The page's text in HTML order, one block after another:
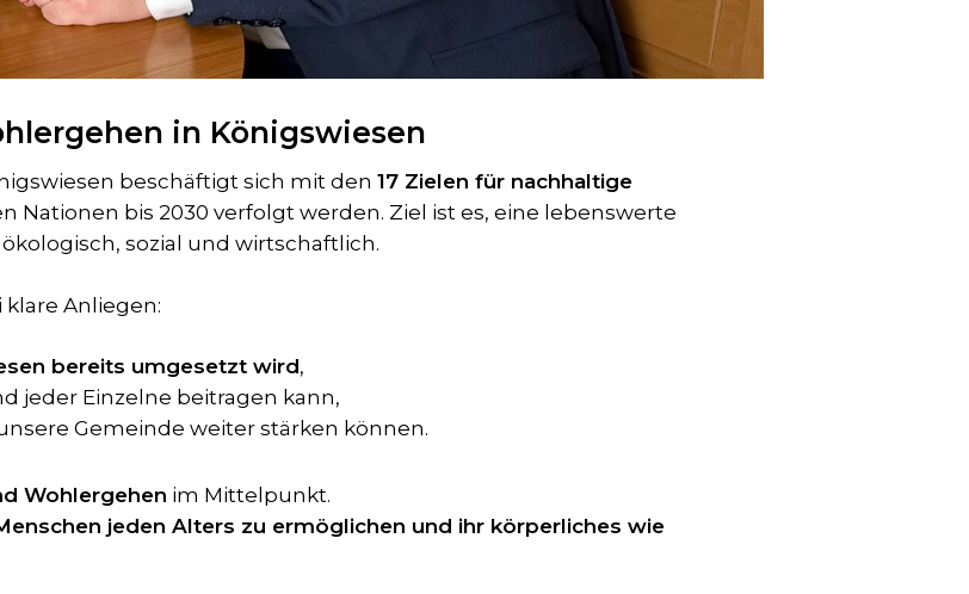
in Königswiesen
beschäftigt sich mit den17 Zielen für nachhaltige
Nationen bis 2030 verfolgt werden. Ziel ist es, eine lebenswerte
sozial und wirtschaftlich.
Anliegen:
bereits umgesetzt wird,
jeder Einzelne beitragen kann,
Gemeinde weiter stärken können.
Wohlergehen im Mittelpunkt.
jeden Alters zu ermöglichen und ihr körperliches wie